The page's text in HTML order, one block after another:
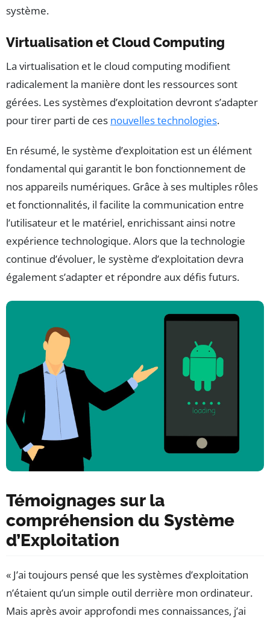
système.
Virtualisation et Cloud Computing
La virtualisation et le cloud computing modifient
radicalement la manière dont les ressources sont
gérées. Les systèmes d’exploitation devront s’adapter
pour tirer parti de ces nouvelles technologies.
En résumé, le système d’exploitation est un élément
fondamental qui garantit le bon fonctionnement de
nos appareils numériques. Grâce à ses multiples rôles
et fonctionnalités, il facilite la communication entre
l’utilisateur et le matériel, enrichissant ainsi notre
expérience technologique. Alors que la technologie
continue d’évoluer, le système d’exploitation devra
également s’adapter et répondre aux défis futurs.
Témoignages sur la
compréhension du Système
d’Exploitation
« J’ai toujours pensé que les systèmes d’exploitation
n’étaient qu’un simple outil derrière mon ordinateur.
Mais après avoir approfondi mes connaissances, j’ai